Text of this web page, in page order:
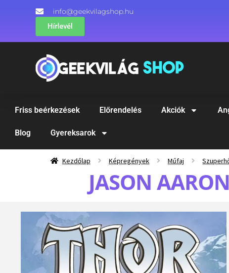
info@geekvilagshop.hu
Hírlevél
Friss beérkezések Előrendelés Akciók
Blog Gyereksarok
Kezdőlap Képregények Műfaj
JASON